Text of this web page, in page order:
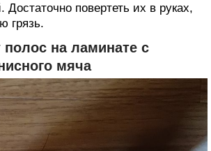
Достаточно повертеть их в руках,
грязь.
полос на ламинате c
мяча